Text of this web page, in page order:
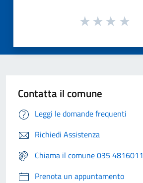
Contatta il comune
Leggi le domande frequenti
Richiedi Assistenza
Chiama il comune 035 4816011
Prenota un appuntamento